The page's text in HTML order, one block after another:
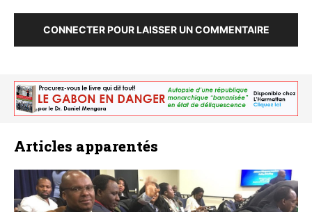
CONNECTER POUR LAISSER UN COMMENTAIRE
Articles apparentés